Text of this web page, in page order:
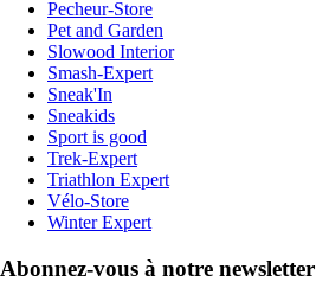
Pecheur-Store
Pet and Garden
Slowood Interior
Smash-Expert
Sneak'In
Sneakids
Sport is good
Trek-Expert
Triathlon Expert
Vélo-Store
Winter Expert
Abonnez-vous à notre newsletter